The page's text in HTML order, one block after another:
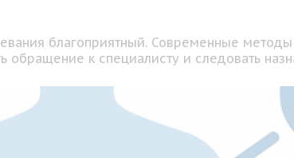
благоприятный. Современные
обращение к специалисту и следовать